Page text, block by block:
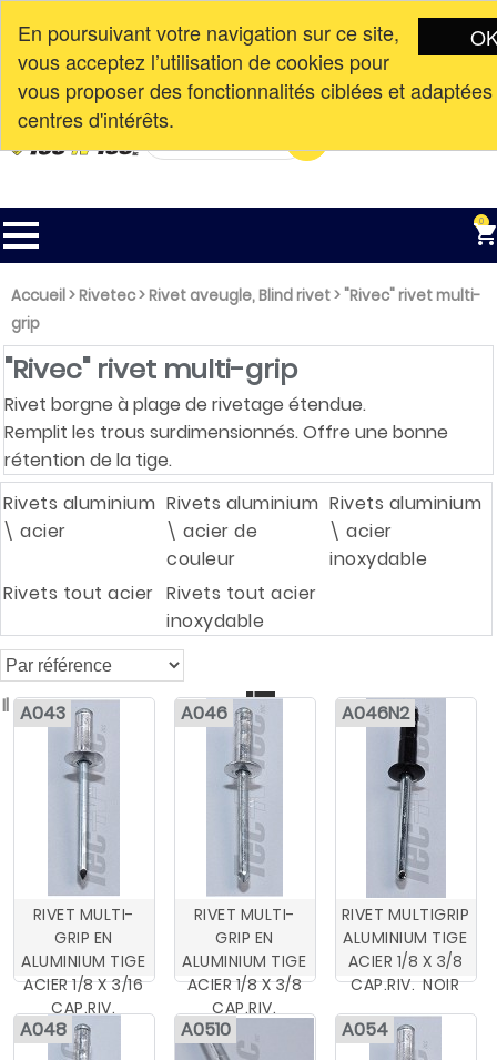
En poursuivant votre navigation sur ce site,
vous acceptez l’utilisation de cookies pour
vous proposer des fonctionnalités ciblées et
centres d'intérêts.
Nouvelle adresse à partir du
10 avril 2023. 113-3351 AV DE LA
GARE, MASCOUCHE, QC, J7K 3C1
CAD$
English
0
Accueil>Rivetec>Rivet aveugle, Blind rivet>"Rivec" rivet multi-
grip
"Rivec" rivet multi-grip
Rivet borgne à plage de rivetage étendue.
Remplit les trous surdimensionnés. Offre une bonne
rétention de la tige.
Rivets aluminium
\ acier
Rivets aluminium
\ acier de
couleur
Rivets aluminium
\ acier
inoxydable
Rivets tout acier Rivets tout acier
inoxydable
Il y a 33 produits 
RIVET MULTI-
GRIP EN
ALUMINIUM TIGE
ACIER 1/8 X 3/16
CAP.RIV.
A043
RIVET MULTI-
GRIP EN
ALUMINIUM TIGE
ACIER 1/8 X 3/8
CAP.RIV.
A046
RIVET MULTIGRIP
ALUMINIUM TIGE
ACIER 1/8 X 3/8
CAP.RIV. NOIR
A046N2
A048 A0510 A054